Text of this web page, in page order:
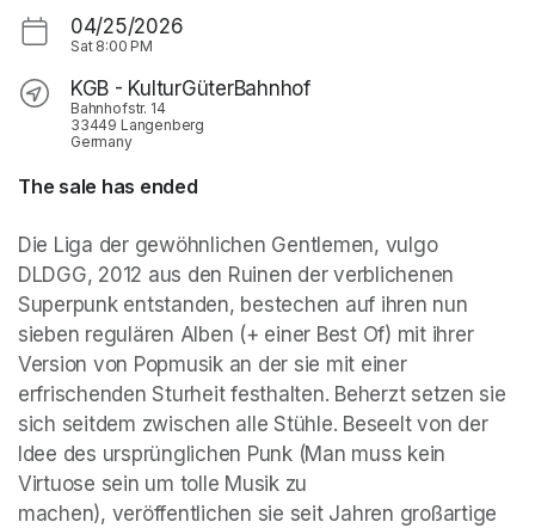
04/25/2026
Sat 8:00 PM
KGB - KulturGüterBahnhof
Bahnhofstr. 14
33449 Langenberg
Germany
The sale has ended
Die Liga der gewöhnlichen Gentlemen, vulgo
DLDGG, 2012 aus den Ruinen der verblichenen
Superpunk entstanden, bestechen auf ihren nun
sieben regulären Alben (+ einer Best Of) mit ihrer
Version von Popmusik an der sie mit einer
erfrischenden Sturheit festhalten. Beherzt setzen sie
sich seitdem zwischen alle Stühle. Beseelt von der
Idee des ursprünglichen Punk (Man muss kein
Virtuose sein um tolle Musik zu
machen), veröffentlichen sie seit Jahren großartige